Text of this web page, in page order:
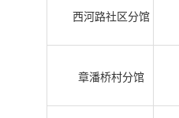
西河路社区分馆
章潘桥村分馆